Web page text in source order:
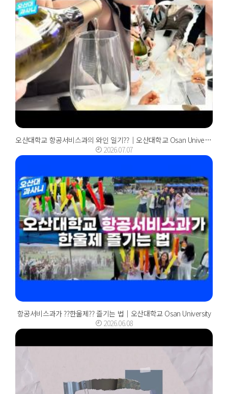
오산대학교 항공서비스과의 와인 일기??｜오산대학교 Osan University
2026.07.07
항공서비스과가 ??한울제?? 즐기는 법｜오산대학교 Osan University
2026.06.08